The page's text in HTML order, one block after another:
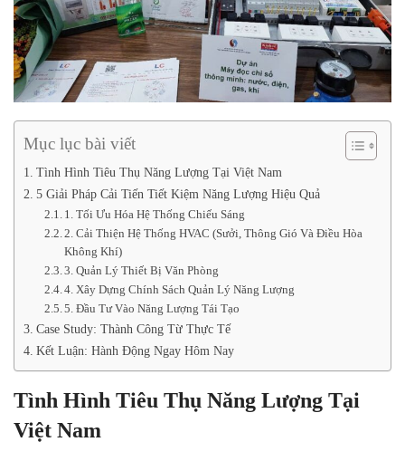
Mục lục bài viết
Tình Hình Tiêu Thụ Năng Lượng Tại Việt Nam
5 Giải Pháp Cải Tiến Tiết Kiệm Năng Lượng Hiệu Quả
1. Tối Ưu Hóa Hệ Thống Chiếu Sáng
2. Cải Thiện Hệ Thống HVAC (Sưởi, Thông Gió Và Điều Hòa
Không Khí)
3. Quản Lý Thiết Bị Văn Phòng
4. Xây Dựng Chính Sách Quản Lý Năng Lượng
5. Đầu Tư Vào Năng Lượng Tái Tạo
Case Study: Thành Công Từ Thực Tế
Kết Luận: Hành Động Ngay Hôm Nay
Tình Hình Tiêu Thụ Năng Lượng Tại
Việt Nam